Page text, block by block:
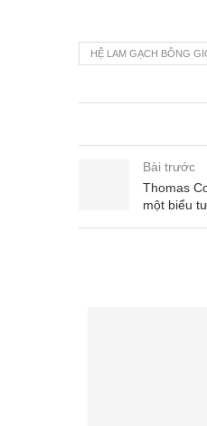
HỆ LAM GẠCH BÔNG
Bài trước
Thomas
một biểu